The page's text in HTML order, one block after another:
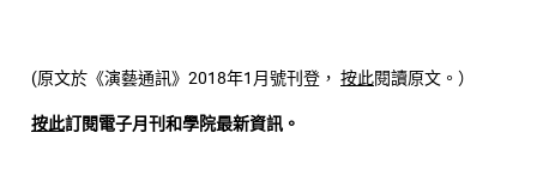
(原文於《演藝通訊》2018年1月號刊登， 按此閱讀原文。）
按此訂閱電子月刊和學院最新資訊。